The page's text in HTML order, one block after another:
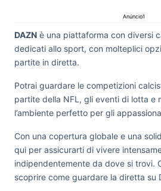
Anúncio1
DAZN è una piattaforma con diversi
dedicati allo sport, con molteplici
partite in diretta.
Potrai guardare le competizioni
partite della NFL, gli eventi di lotta e
l’ambiente perfetto per gli
Con una copertura globale e una
qui per assicurarti di vivere
indipendentemente da dove si trovi.
scoprire come guardare la diretta su